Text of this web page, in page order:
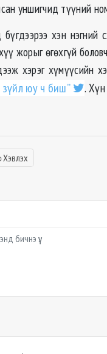
уншигчид түүний
бүгдээрээ хэн нэгний
жорыг өгөхгүй
хэрэг хүмүүсийн
зүйл юу ч биш”
.
Хэвлэх